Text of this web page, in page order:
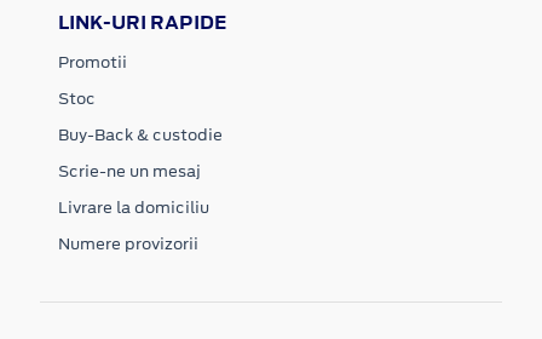
LINK-URI RAPIDE
Promotii
Stoc
Buy-Back & custodie
Scrie-ne un mesaj
Livrare la domiciliu
Numere provizorii